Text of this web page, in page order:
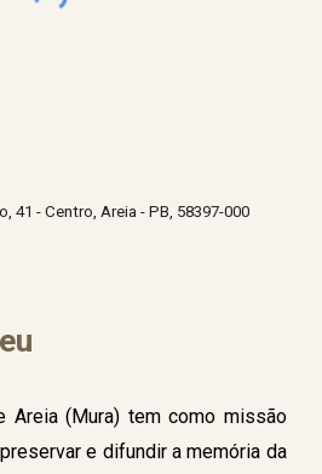
41 - Centro, Areia - PB, 58397-000
Areia (Mura) tem como missão
e difundir a memória da